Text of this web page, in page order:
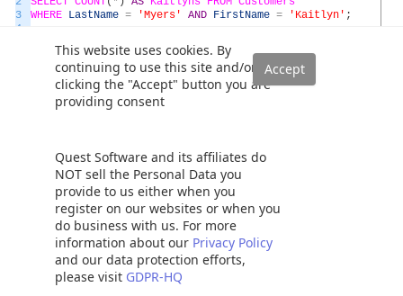
This website uses cookies. By
continuing to use this site and/or
clicking the "Accept" button you are
providing consent
Quest Software and its affiliates do
NOT sell the Personal Data you
provide to us either when you
register on our websites or when you
do business with us. For more
information about our Privacy Policy
and our data protection efforts,
please visit GDPR-HQ
3
4
WHERE LastName = 'Myers' AND FirstName = 'Kaitlyn' ;
devoluciones:
Entonces, las lecturas de E/S son en realidad bastante
realistas.
El nombre “no agrupado” se deriva e implica del simple
hecho de que este tipo de índice no es un índice